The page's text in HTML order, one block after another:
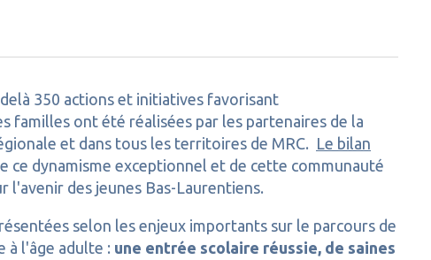
350 actions et initiatives favorisant
familles ont été réalisées par les partenaires de la
et dans tous les territoires de MRC. Le bilan
ce dynamisme exceptionnel et de cette communauté
l'avenir des jeunes Bas-Laurentiens.
selon les enjeux importants sur le parcours de
à l'âge adulte : une entrée scolaire réussie, de saines